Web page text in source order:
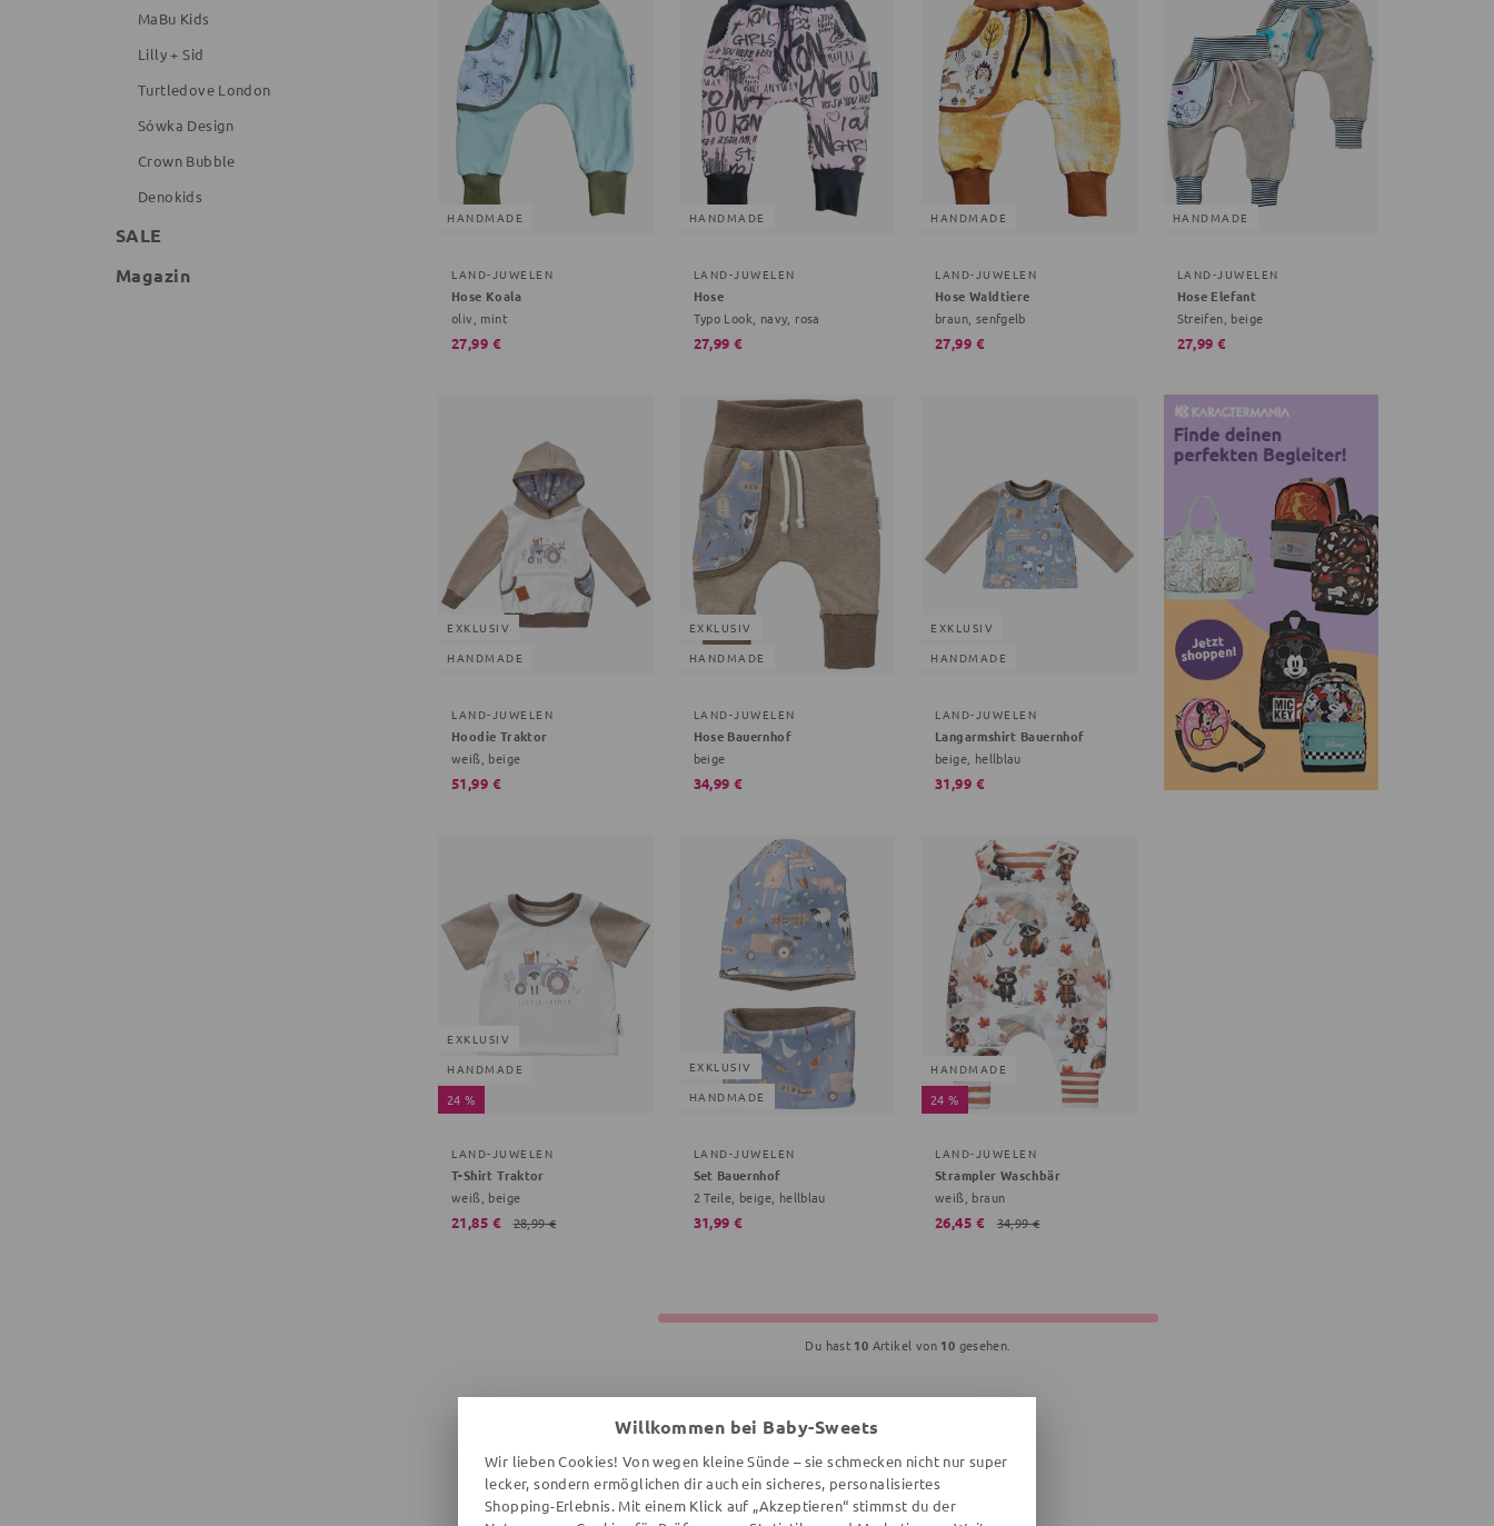
MaBu Kids
Lilly + Sid
Turtledove London
Sówka Design
Crown Bubble
Denokids
SALE
Magazin
HANDMADE
LAND-JUWELEN
Hose Koala
oliv, mint
27,99 €
HANDMADE
LAND-JUWELEN
Hose
Typo Look, navy, rosa
27,99 €
HANDMADE
LAND-JUWELEN
Hose Waldtiere
braun, senfgelb
27,99 €
HANDMADE
LAND-JUWELEN
Hose Elefant
Streifen, beige
27,99 €
EXKLUSIV
HANDMADE
LAND-JUWELEN
Hoodie Traktor
weiß, beige
51,99 €
EXKLUSIV
HANDMADE
LAND-JUWELEN
Hose Bauernhof
beige
34,99 €
EXKLUSIV
HANDMADE
LAND-JUWELEN
Langarmshirt Bauernhof
beige, hellblau
31,99 €
EXKLUSIV
HANDMADE
24 %
LAND-JUWELEN
T-Shirt Traktor
weiß, beige
21,85 € 28,99 €
EXKLUSIV
HANDMADE
LAND-JUWELEN
Set Bauernhof
2 Teile, beige, hellblau
31,99 €
HANDMADE
24 %
LAND-JUWELEN
Strampler Waschbär
weiß, braun
26,45 € 34,99 €
Du hast 10 Artikel von 10 gesehen.
Willkommen bei Baby-Sweets
Wir lieben Cookies! Von wegen kleine Sünde – sie schmecken nicht nur super
lecker, sondern ermöglichen dir auch ein sicheres, personalisiertes
Shopping-Erlebnis. Mit einem Klick auf „Akzeptieren“ stimmst du der